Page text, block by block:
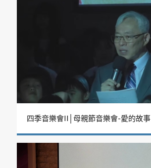
四季音樂會II│母親節音樂會-愛的故事